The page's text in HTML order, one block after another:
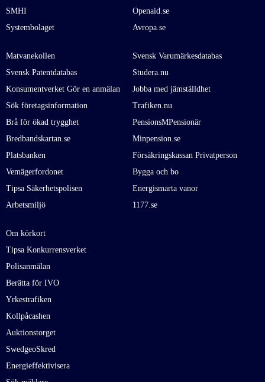
SMHI
Systembolaget
Openaid.se
Avropa.se
Matvanekollen
Svensk Patentdatabas
Konsumentverket Gör en anmälan
Sök företagsinformation
Brå för ökad trygghet
Bredbandskartan.se
Platsbanken
Vemägerfordonet
Tipsa Säkerhetspolisen
Arbetsmiljö
Svensk Varumärkesdatabas
Studera.nu
Jobba med jämställdhet
Trafiken.nu
PensionsMPensionär
Minpension.se
Försäkringskassan Privatperson
Bygga och bo
Energismarta vanor
1177.se
Om körkort
Tipsa Konkurrensverket
Polisanmälan
Berätta för IVO
Yrkestrafiken
Kollpåcashen
Auktionstorget
SwedgeoSkred
Energieffektivisera